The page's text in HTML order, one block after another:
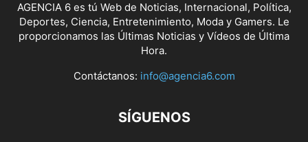
AGENCIA 6 es tú Web de Noticias, Internacional, Política,
Deportes, Ciencia, Entretenimiento, Moda y Gamers. Le
proporcionamos las Últimas Noticias y Vídeos de Última
Hora.
Contáctanos: info@agencia6.com
SÍGUENOS